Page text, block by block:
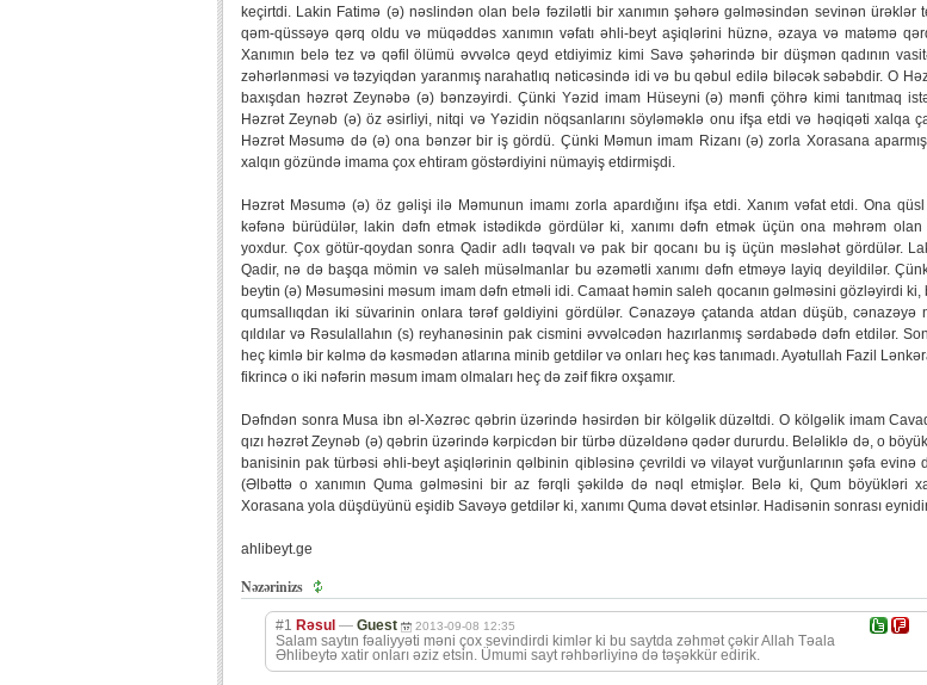
keçirtdi. Lakin Fatimə (ə) nəslindən olan belə fəzilətli bir xanımın şəhərə gəlməsindən sevinən ürəklər
qəm-qüssəyə qərq oldu və müqəddəs xanımın vəfatı əhli-beyt aşiqlərini hüznə, əzaya və matəmə
Xanımın belə tez və qəfil ölümü əvvəlcə qeyd etdiyimiz kimi Savə şəhərində bir düşmən qadının
zəhərlənməsi və təzyiqdən yaranmış narahatlıq nəticəsində idi və bu qəbul edilə biləcək səbəbdir. O
baxışdan həzrət Zeynəbə (ə) bənzəyirdi. Çünki Yəzid imam Hüseyni (ə) mənfi çöhrə kimi tanıtmaq
Həzrət Zeynəb (ə) öz əsirliyi, nitqi və Yəzidin nöqsanlarını söyləməklə onu ifşa etdi və həqiqəti xalqa
Həzrət Məsumə də (ə) ona bənzər bir iş gördü. Çünki Məmun imam Rizanı (ə) zorla Xorasana
xalqın gözündə imama çox ehtiram göstərdiyini nümayiş etdirmişdi.
Həzrət Məsumə (ə) öz gəlişi ilə Məmunun imamı zorla apardığını ifşa etdi. Xanım vəfat etdi. Ona
kəfənə bürüdülər, lakin dəfn etmək istədikdə gördülər ki, xanımı dəfn etmək üçün ona məhrəm olan
yoxdur. Çox götür-qoydan sonra Qadir adlı təqvalı və pak bir qocanı bu iş üçün məsləhət gördülər.
Qadir, nə də başqa mömin və saleh müsəlmanlar bu əzəmətli xanımı dəfn etməyə layiq deyildilər.
beytin (ə) Məsuməsini məsum imam dəfn etməli idi. Camaat həmin saleh qocanın gəlməsini gözləyirdi ki,
qumsallıqdan iki süvarinin onlara tərəf gəldiyini gördülər. Cənazəyə çatanda atdan düşüb, cənazəyə
qıldılar və Rəsulallahın (s) reyhanəsinin pak cismini əvvəlcədən hazırlanmış sərdabədə dəfn etdilər.
heç kimlə bir kəlmə də kəsmədən atlarına minib getdilər və onları heç kəs tanımadı. Ayətullah Fazil
fikrincə o iki nəfərin məsum imam olmaları heç də zəif fikrə oxşamır.
Dəfndən sonra Musa ibn əl-Xəzrəc qəbrin üzərində həsirdən bir kölgəlik düzəltdi. O kölgəlik imam
qızı həzrət Zeynəb (ə) qəbrin üzərində kərpicdən bir türbə düzəldənə qədər dururdu. Beləliklə də, o
banisinin pak türbəsi əhli-beyt aşiqlərinin qəlbinin qibləsinə çevrildi və vilayət vurğunlarının şəfa evinə
(Əlbəttə o xanımın Quma gəlməsini bir az fərqli şəkildə də nəql etmişlər. Belə ki, Qum böyükləri
Xorasana yola düşdüyünü eşidib Savəyə getdilər ki, xanımı Quma dəvət etsinlər. Hadisənin sonrası
ahlibeyt.ge
Nəzərinizs
#1 Rəsul — Guest 2013-09-08 12:35
Salam saytın fəaliyyəti məni çox sevindirdi kimlər ki bu saytda zəhmət çəkir Allah Təala
Əhlibeytə xatir onları əziz etsin. Ümumi sayt rəhbərliyinə də təşəkkür edirik.